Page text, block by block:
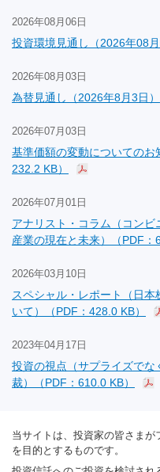
2026年08月06日
投資環境見通し（2026年08
2026年08月03日
為替見通し（2026年8月3日）
2026年07月03日
基準価額の変動についてのお
232.2 KB）
2026年07月01日
アナリスト・コラム（コン
産業の現在と未来）（PDF：
2026年03月10日
スペシャル・レポート（日
いて）（PDF：428.0 KB）
2023年04月17日
投資の視点（サプライズで
裁）（PDF：610.0 KB）
当サイトは、投資家の皆さま
を目的とするものです。